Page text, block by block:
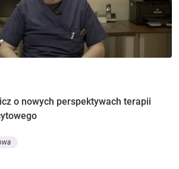
o nowych perspektywach terapii